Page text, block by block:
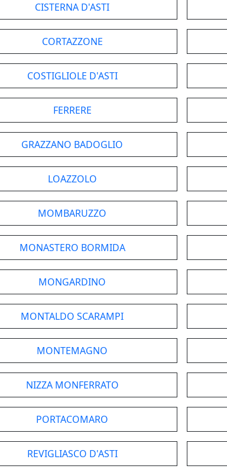
CISTERNA D'ASTI
CORTAZZONE
COSTIGLIOLE D'ASTI
FERRERE
GRAZZANO BADOGLIO
LOAZZOLO
MOMBARUZZO
MONASTERO BORMIDA
MONGARDINO
MONTALDO SCARAMPI
MONTEMAGNO
NIZZA MONFERRATO
PORTACOMARO
REVIGLIASCO D'ASTI